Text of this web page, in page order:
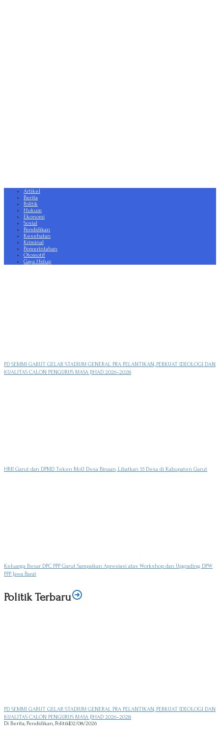
Artikel
Berita
Politik
Hukum
Ekonomi
Sosial
Pendidikan
Kesehatan
Kriminal
Pemerintahan
Otomotif
Gaya Hidup
PD SEMMI GARUT GELAR STADIUM GENERAL PRA PELANTIKAN, PERKUAT IDEOLOGI DAN
KUALITAS CALON PENGURUS MASA JIHAD 2026–2028
HMI Garut dan DPMD Teken MoU Desa Binaan, Libatkan 15 Desa di Kabupaten Garut
Keluarga Besar DPC PPP Garut Sampaikan Apresiasi atas Workshop dan Upgrading DPW
PPP Jawa Barat
Politik Terbaru
PD SEMMI GARUT GELAR STADIUM GENERAL PRA PELANTIKAN, PERKUAT IDEOLOGI DAN
KUALITAS CALON PENGURUS MASA JIHAD 2026–2028
Di Berita, Pendidikan, Politik02/08/2026